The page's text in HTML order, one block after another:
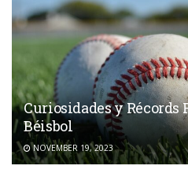
Curiosidades y Récords
Béisbol
NOVEMBER 19, 2023